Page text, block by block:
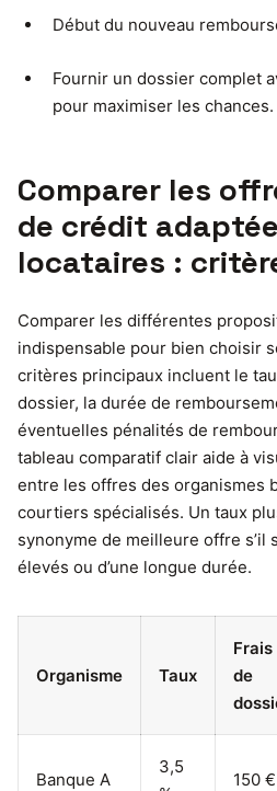
Début du nouveau
Fournir un dossier complet
pour maximiser les chances.
Comparer les
de crédit
locataires :
Comparer les différentes
indispensable pour bien choisir
critères principaux incluent le
dossier, la durée de
éventuelles pénalités de
tableau comparatif clair aide à
entre les offres des organismes
courtiers spécialisés. Un taux
synonyme de meilleure offre s’il
élevés ou d’une longue durée.
Organisme Taux
Frais
de
Banque A
3,5
150 €